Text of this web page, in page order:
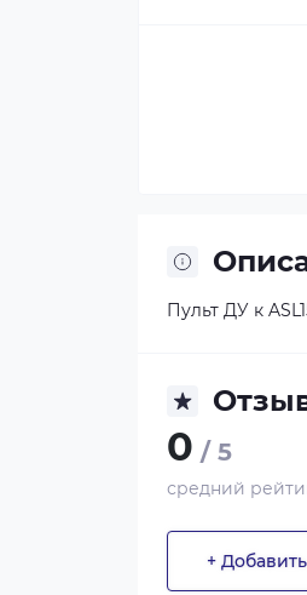
Пульт ДУ к
0 / 5
средний
+